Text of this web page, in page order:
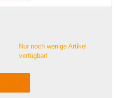
Nur noch wenige Artikel
verfügbar!